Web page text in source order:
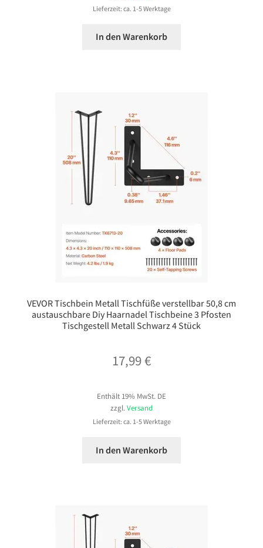
Lieferzeit: ca. 1-5 Werktage
In den Warenkorb
VEVOR Tischbein Metall Tischfüße verstellbar 50,8 cm
austauschbare Diy Haarnadel Tischbeine 3 Pfosten
Tischgestell Metall Schwarz 4 Stück
17,99€
Enthält 19% MwSt. DE
zzgl. Versand
Lieferzeit: ca. 1-5 Werktage
In den Warenkorb